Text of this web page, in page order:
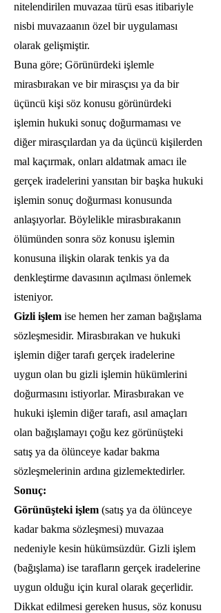
nitelendirilen muvazaa türü esas itibariyle
nisbi muvazaanın özel bir uygulaması
olarak gelişmiştir.
Buna göre; Görünürdeki işlemle
mirasbırakan ve bir mirasçısı ya da bir
üçüncü kişi söz konusu görünürdeki
işlemin hukuki sonuç doğurmaması ve
diğer mirasçılardan ya da üçüncü kişilerden
mal kaçırmak, onları aldatmak amacı ile
gerçek iradelerini yansıtan bir başka hukuki
işlemin sonuç doğurması konusunda
anlaşıyorlar. Böylelikle mirasbırakanın
ölümünden sonra söz konusu işlemin
konusuna ilişkin olarak tenkis ya da
denkleştirme davasının açılması önlemek
isteniyor.
Gizli işlem ise hemen her zaman bağışlama
sözleşmesidir. Mirasbırakan ve hukuki
işlemin diğer tarafı gerçek iradelerine
uygun olan bu gizli işlemin hükümlerini
doğurmasını istiyorlar. Mirasbırakan ve
hukuki işlemin diğer tarafı, asıl amaçları
olan bağışlamayı çoğu kez görünüşteki
satış ya da ölünceye kadar bakma
sözleşmelerinin ardına gizlemektedirler.
Sonuç:
Görünüşteki işlem (satış ya da ölünceye
kadar bakma sözleşmesi) muvazaa
nedeniyle kesin hükümsüzdür. Gizli işlem
(bağışlama) ise tarafların gerçek iradelerine
uygun olduğu için kural olarak geçerlidir.
Dikkat edilmesi gereken husus, söz konusu